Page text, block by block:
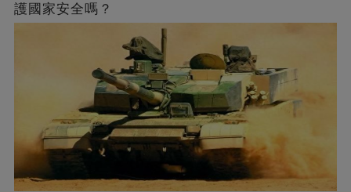
護國家安全嗎？